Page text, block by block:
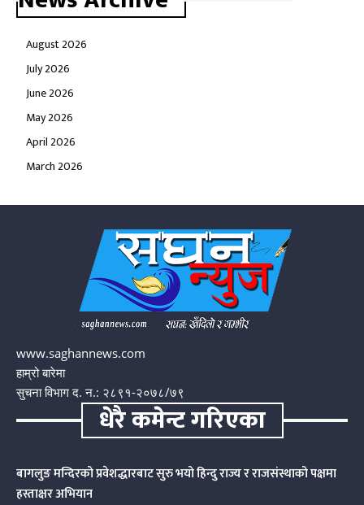
August 2026
July 2026
June 2026
May 2026
April 2026
March 2026
www.saghannews.com
हाम्रो बारेमा
सुचना विभाग द. न.: २८९१-२०७८/७९
धेरै कमेन्ट गरिएका
बागलुङ मन्दिरको प्रवेशद्धारबाट सुरु भयो हिन्दु राज्य र राजसंस्थाको पक्षमा
हस्ताक्षर अभियान